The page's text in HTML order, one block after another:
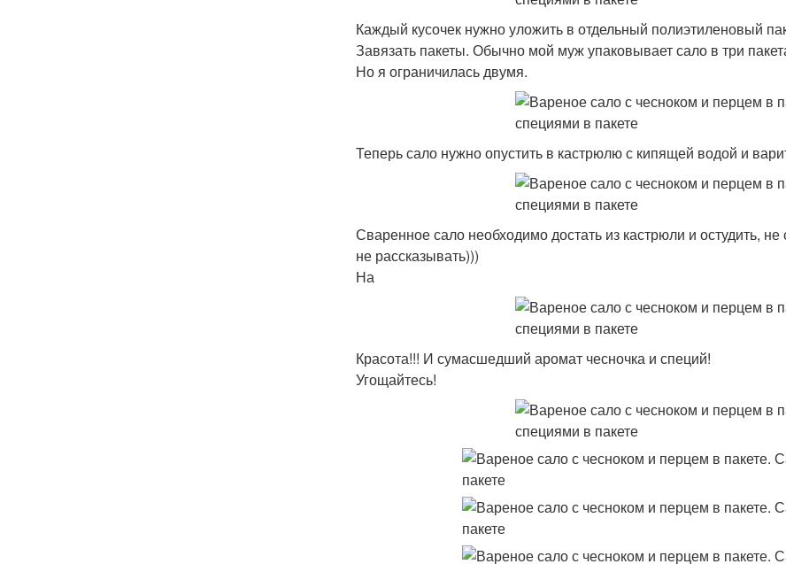
Каждый кусочек нужно уложить в отдельный полиэтиленовый
Завязать пакеты. Обычно мой муж упаковывает сало в три
Но я ограничилась двумя.
Теперь сало нужно опустить в кастрюлю с кипящей водой и
Сваренное сало необходимо достать из кастрюли и остудить,
не рассказывать)))
На
Красота!!! И сумасшедший аромат чесночка и специй!
Угощайтесь!